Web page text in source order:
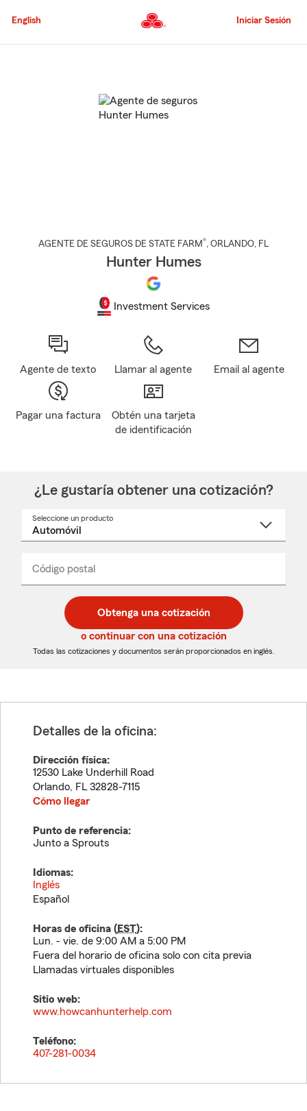
al
principal
English Iniciar Sesión
AGENTE DE SEGUROS DE STATE FARM®, ORLANDO, FL
Hunter Humes
Investment Services
Agente de texto Llamar al agente Email al agente
Pagar una factura
Obtén una tarjeta
de identificación
¿Le gustaría obtener una cotización?
Seleccione un producto
desplegable
Código postal
de
5
dígitos
de
5
dígitos
_____
Obtenga una cotización
o continuar con una cotización
Todas las cotizaciones y documentos serán proporcionados en inglés.
Detalles de la oficina:
Dirección física:
12530 Lake Underhill Road
Orlando, FL 32828-7115
Cómo llegar
Punto de referencia:
Junto a Sprouts
Idiomas:
Inglés
Español
Horas de oficina (EST):
Lun. - vie. de 9:00 AM a 5:00 PM
Fuera del horario de oficina solo con cita previa
Llamadas virtuales disponibles
Sitio web:
www.howcanhunterhelp.com
Teléfono:
407-281-0034